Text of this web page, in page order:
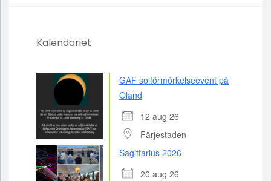
Kalendariet
GAF solförmörkelseevent på
Öland
12 aug 26
Färjestaden
Sagittarius 2026
20 aug 26